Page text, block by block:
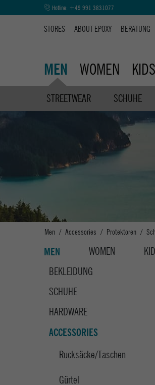
Hotline: +49 991 3831077
STORES ABOUT EPOXY BERATUNG
MEN WOMEN KIDS
STREETWEAR SCHUHE
Men Accessories Protektoren
MEN WOMEN
BEKLEIDUNG
SCHUHE
HARDWARE
ACCESSORIES
Rucksäcke/Taschen
Gürtel